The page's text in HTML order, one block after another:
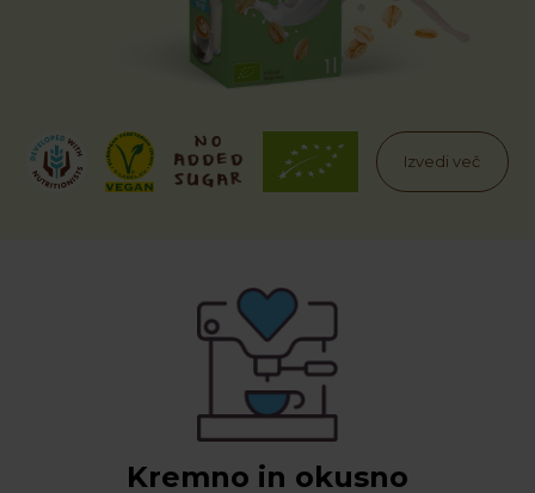
Izvedi več
Kremno in okusno